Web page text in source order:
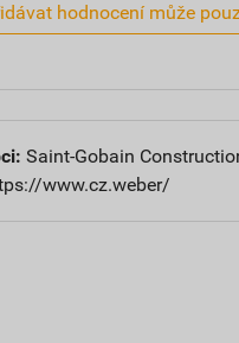
hodnocení může
Saint-Gobain
www.cz.weber/